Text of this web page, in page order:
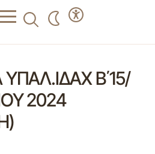
Β΄15/
2024